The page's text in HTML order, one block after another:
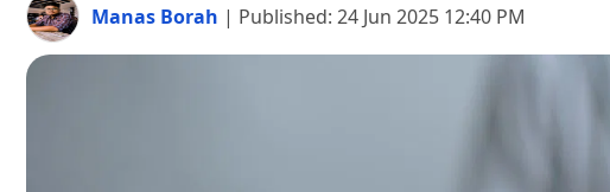
Manas Borah | Published: 24 Jun 2025 12:40 PM